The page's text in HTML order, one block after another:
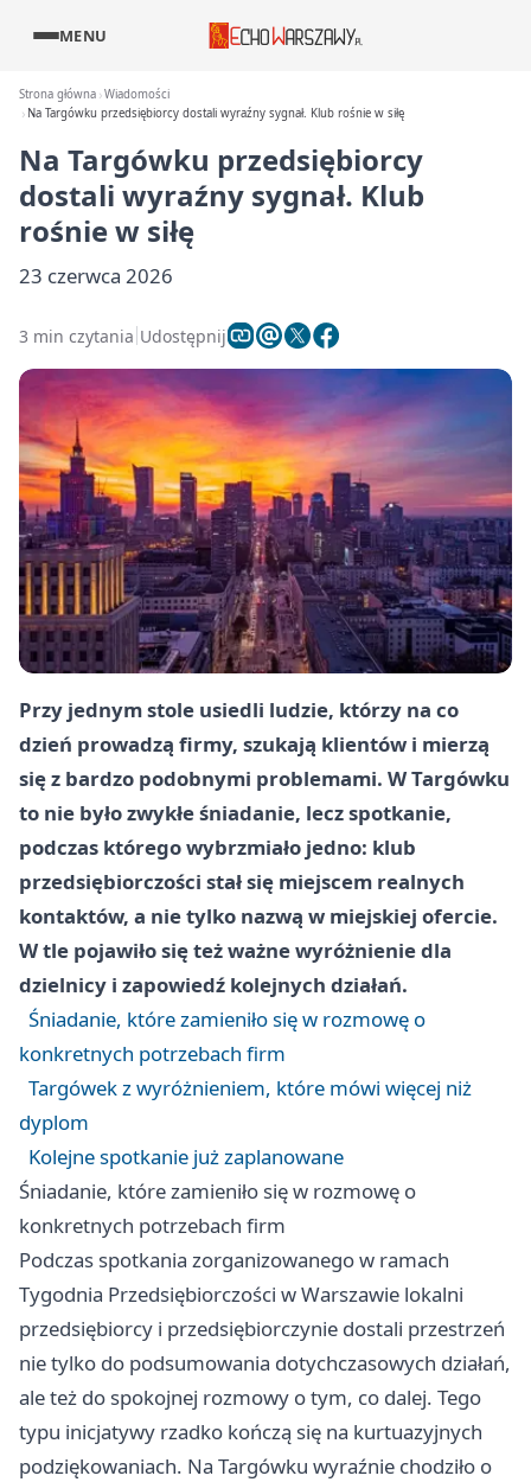
MENU
Strona główna Wiadomości
Na Targówku przedsiębiorcy dostali wyraźny sygnał. Klub rośnie w siłę
Na Targówku przedsiębiorcy
dostali wyraźny sygnał. Klub
rośnie w siłę
23 czerwca 2026
3 min czytania Udostępnij
Przy jednym stole usiedli ludzie, którzy na co
dzień prowadzą firmy, szukają klientów i mierzą
się z bardzo podobnymi problemami. W Targówku
to nie było zwykłe śniadanie, lecz spotkanie,
podczas którego wybrzmiało jedno: klub
przedsiębiorczości stał się miejscem realnych
kontaktów, a nie tylko nazwą w miejskiej ofercie.
W tle pojawiło się też ważne wyróżnienie dla
dzielnicy i zapowiedź kolejnych działań.
Śniadanie, które zamieniło się w rozmowę o
konkretnych potrzebach firm
Targówek z wyróżnieniem, które mówi więcej niż
dyplom
Kolejne spotkanie już zaplanowane
Śniadanie, które zamieniło się w rozmowę o
konkretnych potrzebach firm
Podczas spotkania zorganizowanego w ramach
Tygodnia Przedsiębiorczości w Warszawie lokalni
przedsiębiorcy i przedsiębiorczynie dostali przestrzeń
nie tylko do podsumowania dotychczasowych działań,
ale też do spokojnej rozmowy o tym, co dalej. Tego
typu inicjatywy rzadko kończą się na kurtuazyjnych
podziękowaniach. Na Targówku wyraźnie chodziło o